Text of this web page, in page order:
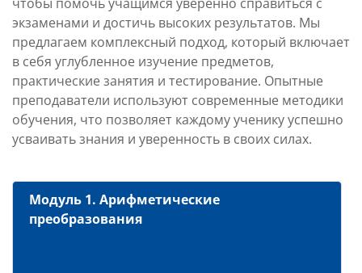
экзаменами и достичь высоких результатов. Мы
предлагаем комплексный подход, который включает
в себя углубленное изучение предметов,
практические занятия и тестирование. Опытные
преподаватели используют современные методики
обучения, что позволяет каждому ученику успешно
усваивать знания и уверенность в своих силах.
Модуль 1. Арифметические
преобразования